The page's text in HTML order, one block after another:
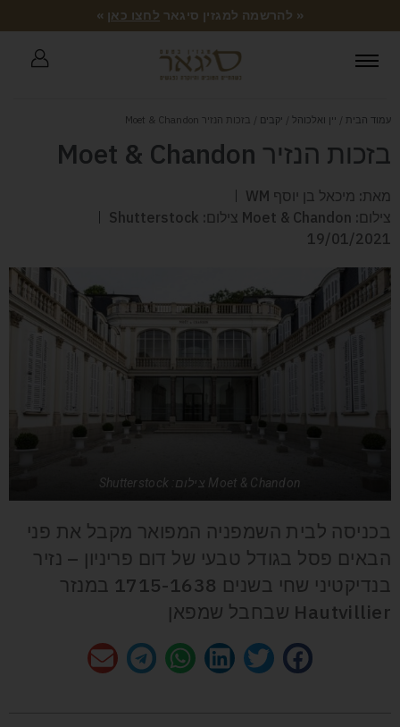
« להרשמה למגזין סיגאר לחצו כאן »
עמוד הבית / יין ואלכוהל / יקבים / בזכות הנזיר Moet & Chandon
בזכות הנזיר Moet & Chandon
מאת: מיכאל בן יוסף WM
צילום: Moet & Chandon צילום: Shutterstock
19/01/2021
Moet & Chandon צילום: Shutterstock
בכניסה לבית השמפניה המפואר מקבל את פני
הבאים פסל בגודל טבעי של דום פריניון – נזיר
בנדיקטיני שחי בשנים 1715-1638 במנזר
Hautvillier שבחבל שמפאן